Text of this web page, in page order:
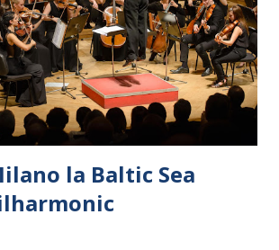
la Baltic Sea